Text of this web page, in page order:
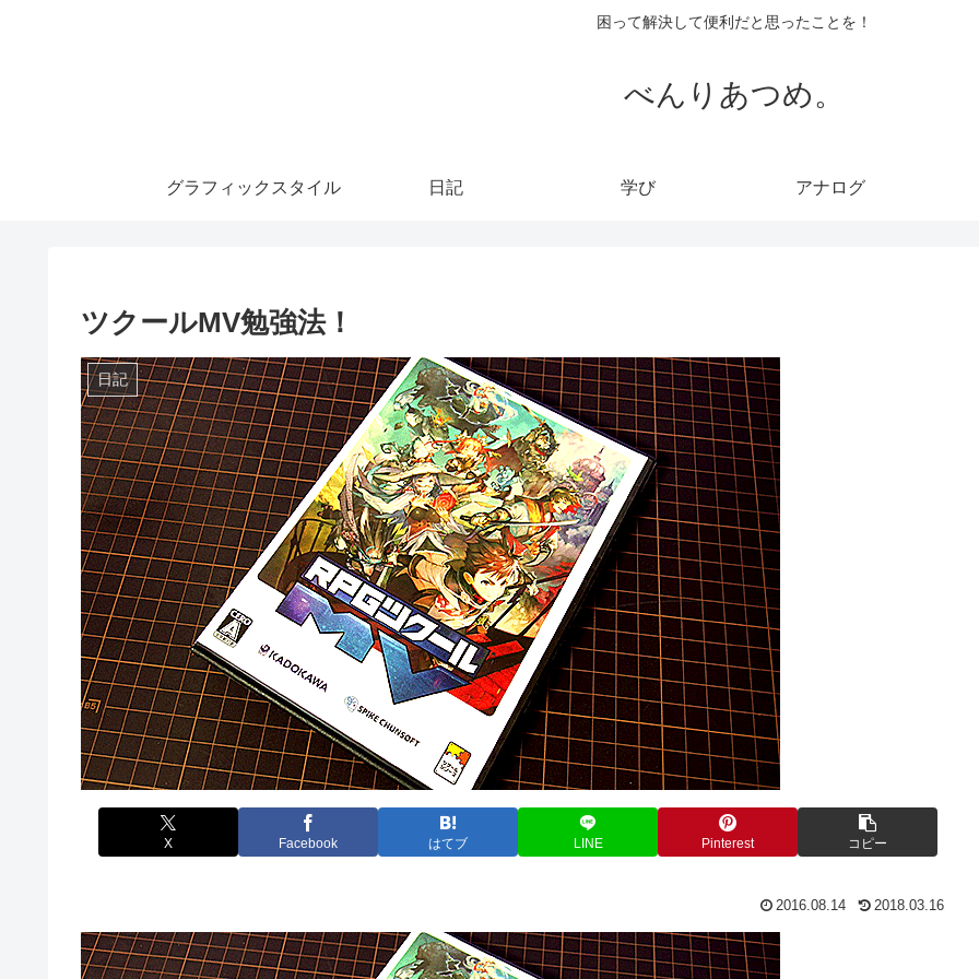
困って解決して便利だと思ったことを！
べんりあつめ。
グラフィックスタイル 日記 学び アナログ
ツクールMV勉強法！
日記
X Facebook はてブ LINE Pinterest コピー
2016.08.14 2018.03.16